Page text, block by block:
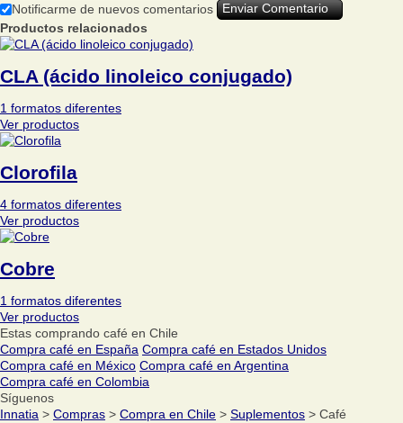
Notificarme de nuevos comentarios
Productos relacionados
CLA (ácido linoleico conjugado)
1 formatos diferentes
Ver productos
Clorofila
4 formatos diferentes
Ver productos
Cobre
1 formatos diferentes
Ver productos
Estas comprando café en Chile
Compra café en España Compra café en Estados Unidos
Compra café en México Compra café en Argentina
Compra café en Colombia
Síguenos
Innatia > Compras > Compra en Chile > Suplementos > Café